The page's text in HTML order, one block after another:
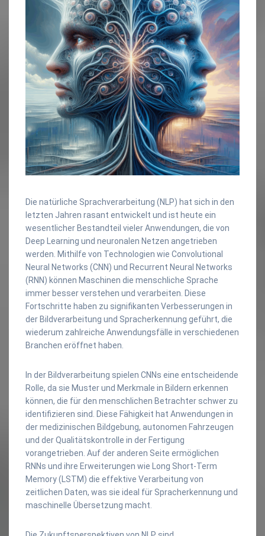
Die natürliche Sprachverarbeitung (NLP) hat sich in den
letzten Jahren rasant entwickelt und ist heute ein
wesentlicher Bestandteil vieler Anwendungen, die von
Deep Learning und neuronalen Netzen angetrieben
werden. Mithilfe von Technologien wie Convolutional
Neural Networks (CNN) und Recurrent Neural Networks
(RNN) können Maschinen die menschliche Sprache
immer besser verstehen und verarbeiten. Diese
Fortschritte haben zu signifikanten Verbesserungen in
der Bildverarbeitung und Spracherkennung geführt, die
wiederum zahlreiche Anwendungsfälle in verschiedenen
Branchen eröffnet haben.
In der Bildverarbeitung spielen CNNs eine entscheidende
Rolle, da sie Muster und Merkmale in Bildern erkennen
können, die für den menschlichen Betrachter schwer zu
identifizieren sind. Diese Fähigkeit hat Anwendungen in
der medizinischen Bildgebung, autonomen Fahrzeugen
und der Qualitätskontrolle in der Fertigung
vorangetrieben. Auf der anderen Seite ermöglichen
RNNs und ihre Erweiterungen wie Long Short-Term
Memory (LSTM) die effektive Verarbeitung von
zeitlichen Daten, was sie ideal für Spracherkennung und
maschinelle Übersetzung macht.